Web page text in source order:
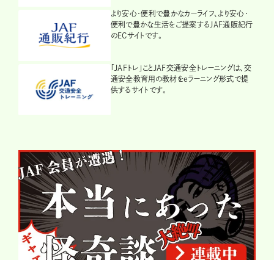
より安心・便利で豊かなカーライフ、より安心・
便利で豊かな生活をご提案するJAF通販紀行
のECサイトです。
「JAFトレ」ことJAF交通安全トレーニングは、交
通安全教育用の教材をeラーニング形式で提
供するサイトです。